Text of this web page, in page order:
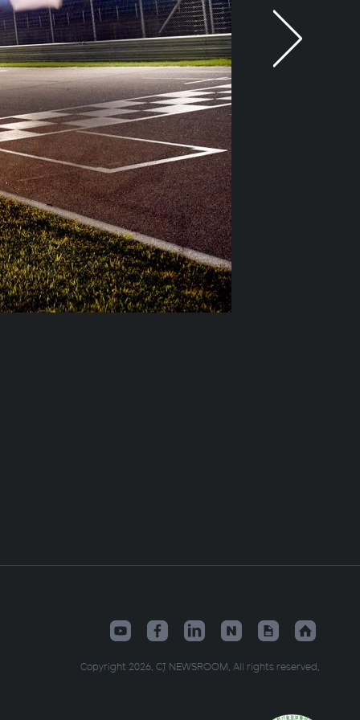
Copyright 2026. CJ NEWSROOM. All rights reserved.